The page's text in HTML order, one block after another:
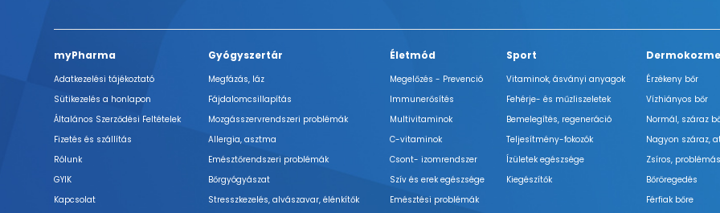
myPharma
Adatkezelési tájékoztató
Sütikezelés a honlapon
Általános Szerződési Feltételek
Fizetés és szállítás
Rólunk
GYIK
Kapcsolat
Gyógyszertár
Megfázás, láz
Fájdalomcsillapítás
Mozgásszervrendszeri problémák
Allergia, asztma
Emésztőrendszeri problémák
Bőrgyógyászat
Stresszkezelés, alvászavar, élénkítők
Életmód
Megelőzés - Prevenció
Immunerősítés
Multivitaminok
C-vitaminok
Csont- izomrendszer
Szív és erek egészsége
Emésztési problémák
Sport
Vitaminok, ásványi anyagok
Fehérje- és műzliszeletek
Bemelegítés, regeneráció
Teljesítmény-fokozók
Ízületek egészsége
Kiegészítők
Érzékeny bőr
Vízhiányos bőr
Normál, száraz
Nagyon száraz,
Zsíros,
Bőröregedés
Férfiak bőre